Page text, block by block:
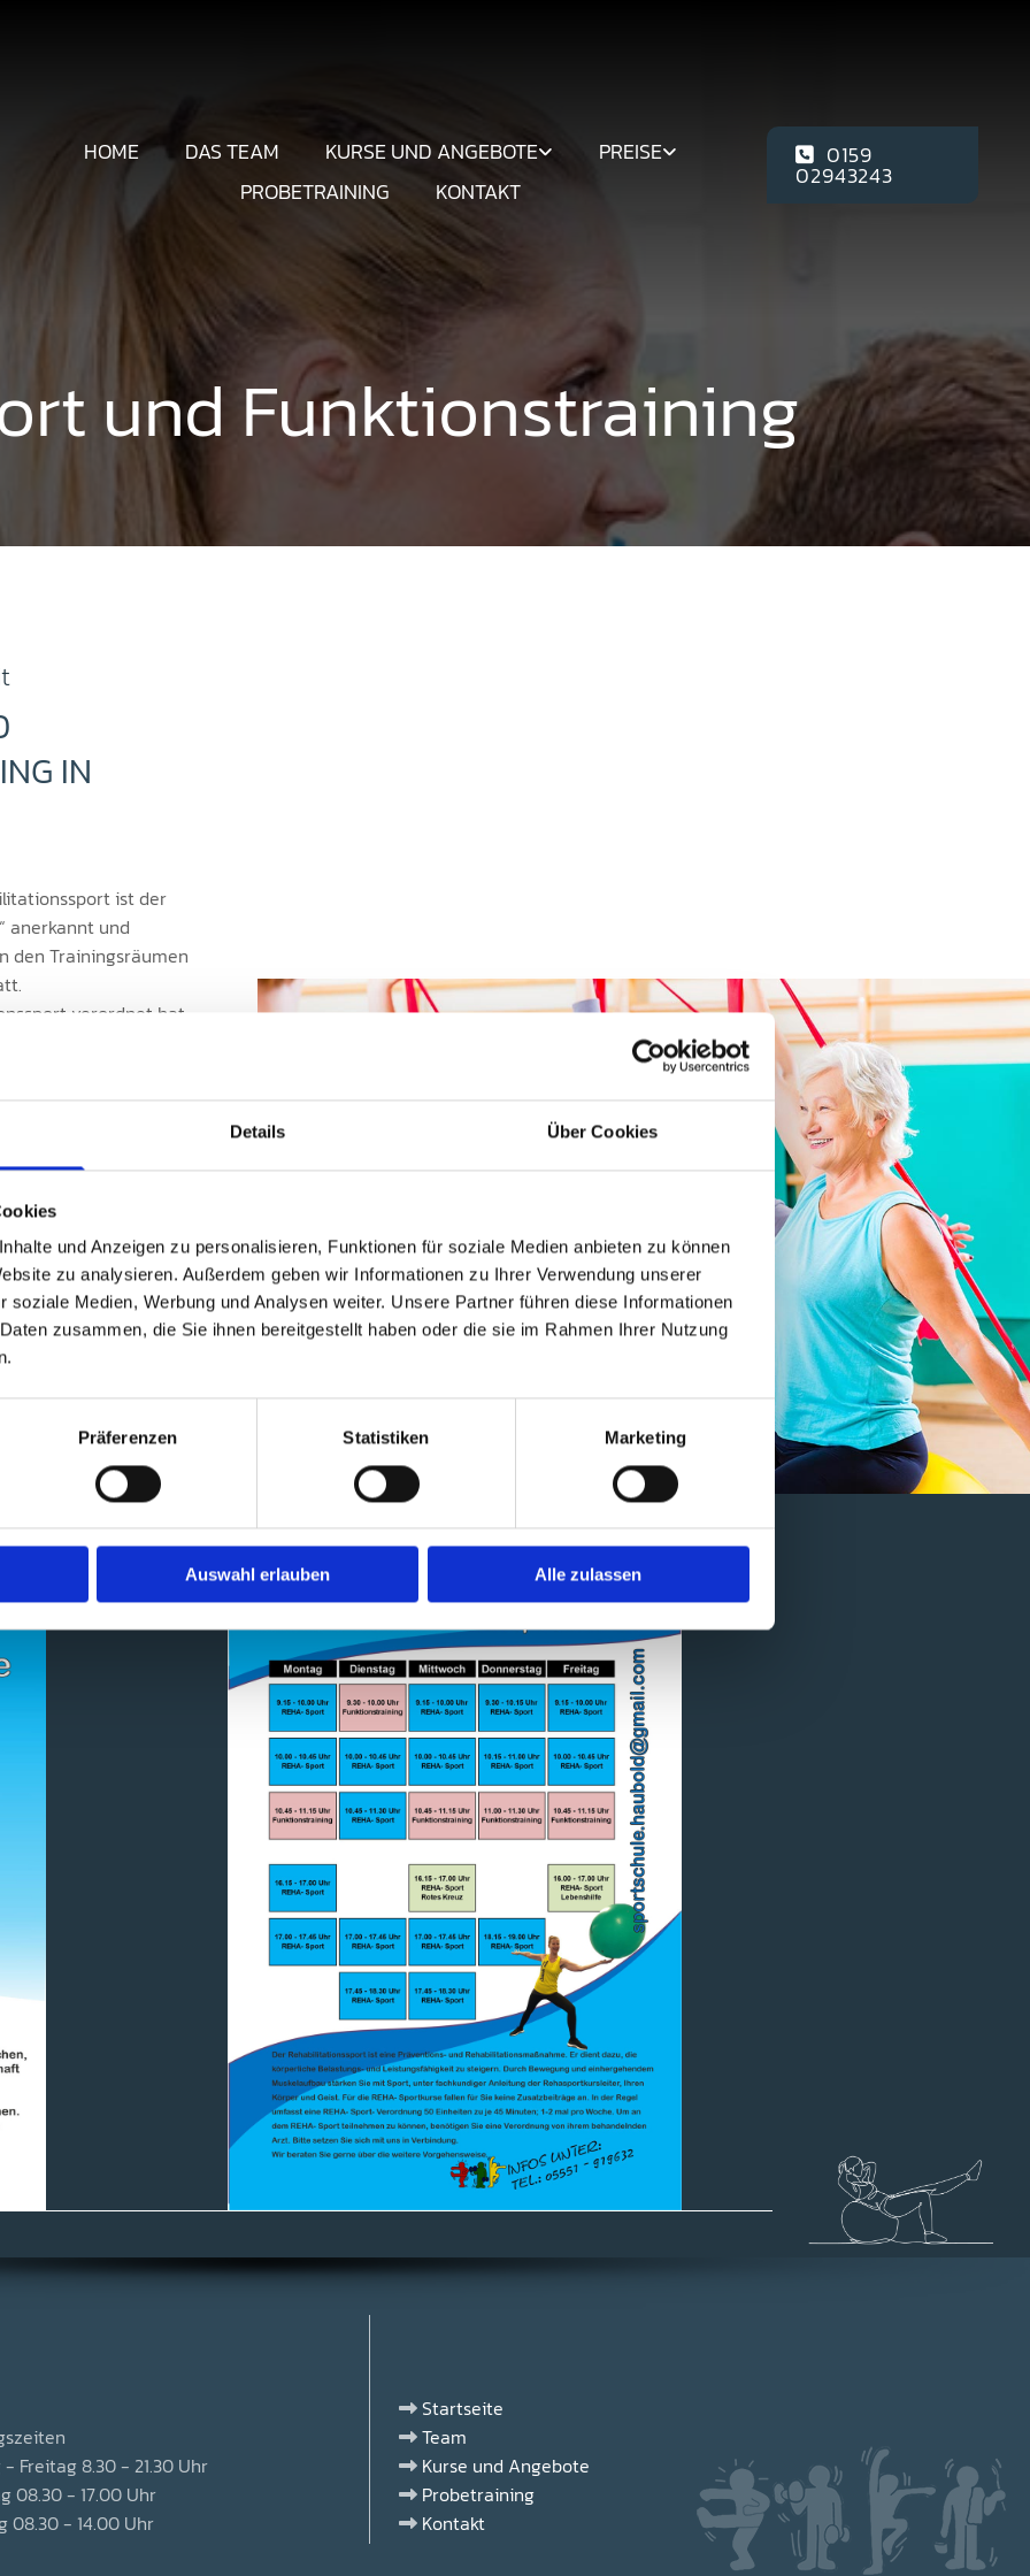
Details Über Cookies
und Anzeigen zu personalisieren, Funktionen für soziale Medien anbieten zu können
zu analysieren. Außerdem geben wir Informationen zu Ihrer Verwendung unserer
soziale Medien, Werbung und Analysen weiter. Unsere Partner führen diese Informationen
zusammen, die Sie ihnen bereitgestellt haben oder die sie im Rahmen Ihrer Nutzung
Präferenzen Statistiken Marketing
Auswahl erlauben Alle zulassen
HOME DAS TEAM KURSE UND ANGEBOTE
PREISE
PROBETRAINING
KONTAKT
0159
02943243
und Funktionstraining
IN
ist der
anerkannt und
den Trainingsräumen
verordnet hat,
Angeboten
zu sein.
das Angebot der
haben wir ein
unserer
erhalten
Mark
um die
gerne zur
Freitag 8.30 - 21.30 Uhr
08.30 - 17.00 Uhr
08.30 - 14.00 Uhr
 Startseite
 Team
 Kurse und Angebote
 Probetraining
 Kontakt